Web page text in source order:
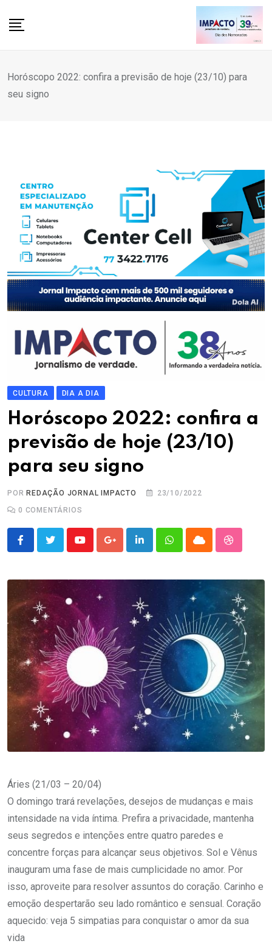
Horóscopo 2022: confira a previsão de hoje (23/10) para
seu signo
CULTURA DIA A DIA
Horóscopo 2022: confira a
previsão de hoje (23/10)
para seu signo
POR REDAÇÃO JORNAL IMPACTO
23/10/2022
0 COMENTÁRIOS
YoutubeGoogle+LinkedInWhatsappCloud
Áries (21/03 – 20/04)
O domingo trará revelações, desejos de mudanças e mais
intensidade na vida íntima. Prefira a privacidade, mantenha
seus segredos e intenções entre quatro paredes e
concentre forças para alcançar seus objetivos. Sol e Vênus
inauguram uma fase de mais cumplicidade no amor. Por
isso, aproveite para resolver assuntos do coração. Carinho e
emoção despertarão seu lado romântico e sensual. Coração
aquecido: veja 5 simpatias para conquistar o amor da sua
vida